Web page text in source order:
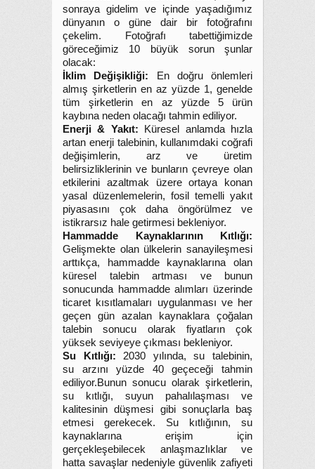
sonraya gidelim ve içinde yaşadığımız
dünyanın o güne dair bir fotoğrafını
çekelim. Fotoğrafı tabettiğimizde
göreceğimiz 10 büyük sorun şunlar
olacak:
İklim Değişikliği: En doğru önlemleri
almış şirketlerin en az yüzde 1, genelde
tüm şirketlerin en az yüzde 5 ürün
kaybına neden olacağı tahmin ediliyor.
Enerji & Yakıt: Küresel anlamda hızla
artan enerji talebinin, kullanımdaki coğrafi
değişimlerin, arz ve üretim
belirsizliklerinin ve bunların çevreye olan
etkilerini azaltmak üzere ortaya konan
yasal düzenlemelerin, fosil temelli yakıt
piyasasını çok daha öngörülmez ve
istikrarsız hale getirmesi bekleniyor.
Hammadde Kaynaklarının Kıtlığı:
Gelişmekte olan ülkelerin sanayileşmesi
arttıkça, hammadde kaynaklarına olan
küresel talebin artması ve bunun
sonucunda hammadde alımları üzerinde
ticaret kısıtlamaları uygulanması ve her
geçen gün azalan kaynaklara çoğalan
talebin sonucu olarak fiyatların çok
yüksek seviyeye çıkması bekleniyor.
Su Kıtlığı: 2030 yılında, su talebinin,
su arzını yüzde 40 geçeceği tahmin
ediliyor.Bunun sonucu olarak şirketlerin,
su kıtlığı, suyun pahalılaşması ve
kalitesinin düşmesi gibi sonuçlarla baş
etmesi gerekecek. Su kıtlığının, su
kaynaklarına erişim için
gerçekleşebilecek anlaşmazlıklar ve
hatta savaşlar nedeniyle güvenlik zafiyeti